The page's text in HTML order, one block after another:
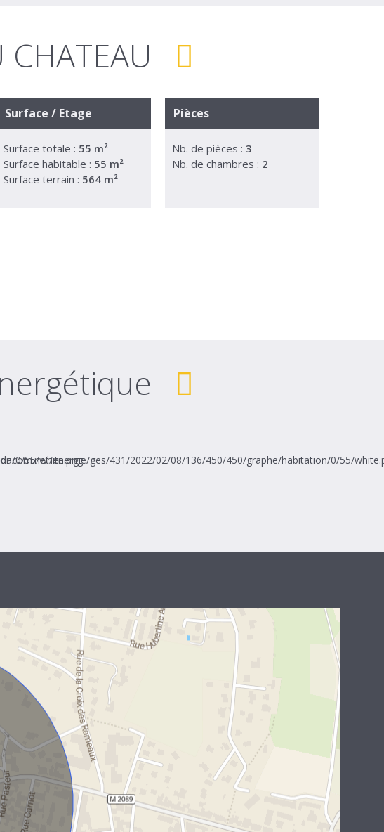
Surface / Etage
Surface totale : 55 m²
Surface habitable : 55 m²
Surface terrain : 564 m²
Pièces
Nb. de pièces : 3
Nb. de chambres : 2